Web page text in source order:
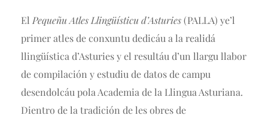
ElPequeñu Atles Llingüísticu d’Asturies(PALLA) ye’l
primer atles de conxuntu dedicáu a la realidá
llingüística d’Asturies y el resultáu d’un llargu llabor
de compilación y estudiu de datos de campu
desendolcáu pola Academia de la Llingua Asturiana.
Dientro de la tradición de les obres de